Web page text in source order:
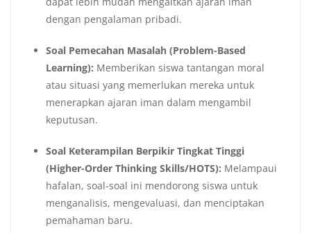
dengan pengalaman pribadi.
Soal Pemecahan Masalah (Problem-Based
Learning): Memberikan siswa tantangan moral
atau situasi yang memerlukan mereka untuk
menerapkan ajaran iman dalam mengambil
keputusan.
Soal Keterampilan Berpikir Tingkat Tinggi
(Higher-Order Thinking Skills/HOTS): Melampaui
hafalan, soal-soal ini mendorong siswa untuk
menganalisis, mengevaluasi, dan menciptakan
pemahaman baru.